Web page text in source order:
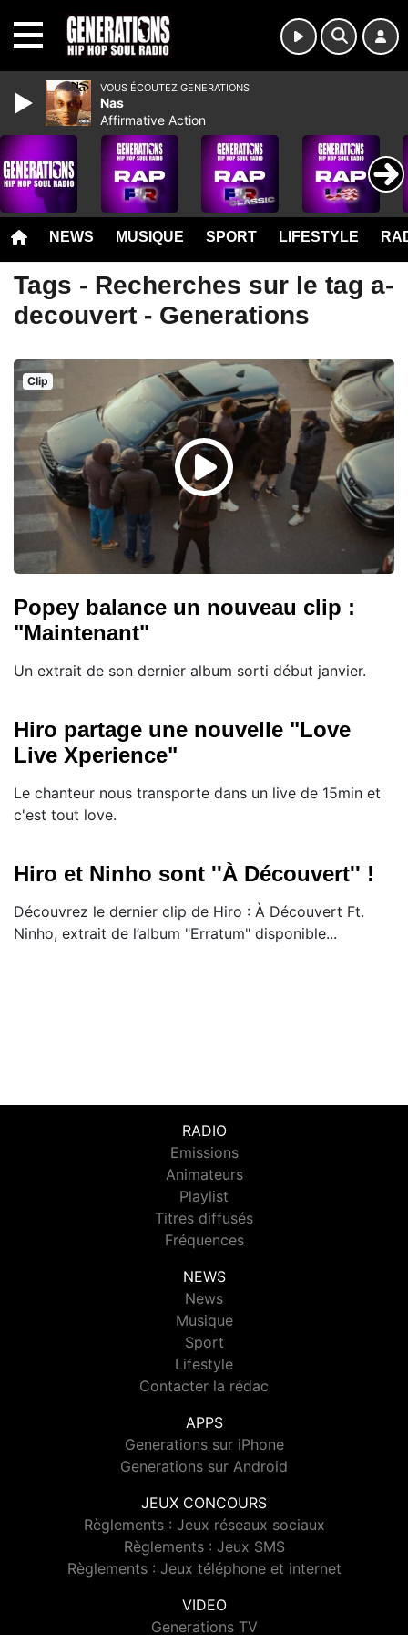
NEWS MUSIQUE SPORT LIFESTYLE
Tags - Recherches sur le tag a-
decouvert - Generations
Clip
Popey balance un nouveau clip :
"Maintenant"
Un extrait de son dernier album sorti début janvier.
Hiro partage une nouvelle "Love
Live Xperience"
Le chanteur nous transporte dans un live de 15min et
c'est tout love.
Hiro et Ninho sont ''À Découvert'' !
Découvrez le dernier clip de Hiro : À Découvert Ft.
Ninho, extrait de l’album "Erratum" disponible...
RADIO
Emissions
Animateurs
Playlist
Titres diffusés
Fréquences
NEWS
News
Musique
Sport
Lifestyle
Contacter la rédac
APPS
Generations sur iPhone
Generations sur Android
JEUX CONCOURS
Règlements : Jeux réseaux sociaux
Règlements : Jeux SMS
Règlements : Jeux téléphone et internet
VIDEO
Generations TV
VOUS ÉCOUTEZ GENERATIONS
Nas
Affirmative Action